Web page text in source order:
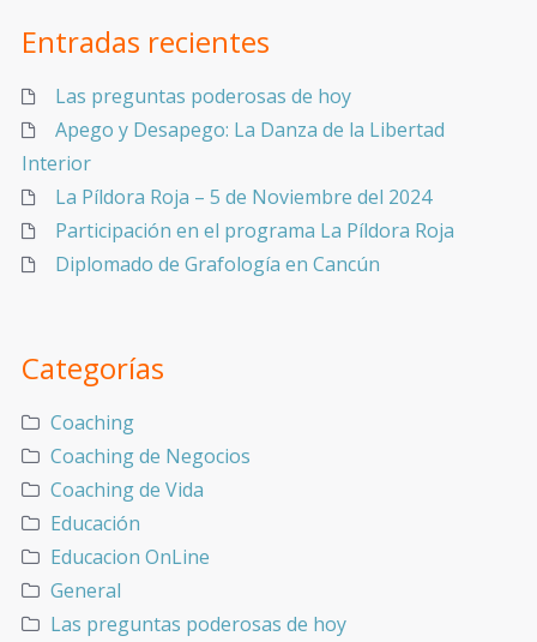
Entradas recientes
Las preguntas poderosas de hoy
Apego y Desapego: La Danza de la Libertad
Interior
La Píldora Roja – 5 de Noviembre del 2024
Participación en el programa La Píldora Roja
Diplomado de Grafología en Cancún
Categorías
Coaching
Coaching de Negocios
Coaching de Vida
Educación
Educacion OnLine
General
Las preguntas poderosas de hoy